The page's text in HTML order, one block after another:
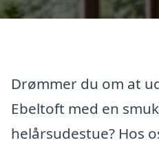
Drømmer du om at
Ebeltoft med en
helårsudestue? Hos